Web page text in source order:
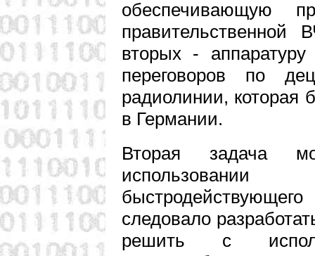
обеспечивающую
вторых - аппаратуру
переговоров по
радиолинии, которая
в Германии.
Вторая задача
следовало
решить с